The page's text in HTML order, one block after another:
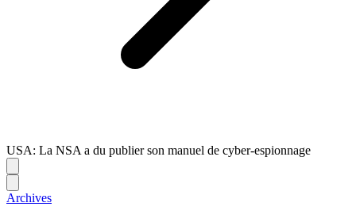
USA: La NSA a du publier son manuel de cyber-espionnage
Archives